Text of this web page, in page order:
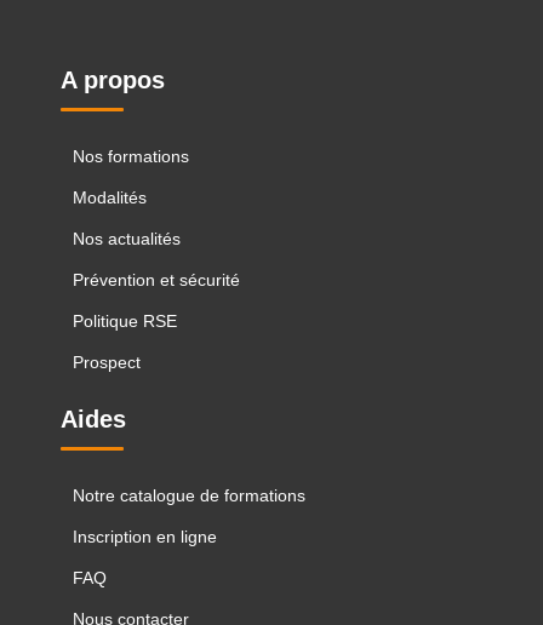
A propos
Nos formations
Modalités
Nos actualités
Prévention et sécurité
Politique RSE
Prospect
Aides
Notre catalogue de formations
Inscription en ligne
FAQ
Nous contacter